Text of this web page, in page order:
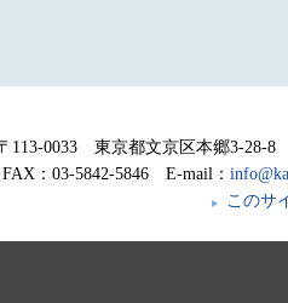
113-0033 東京都文京区本郷3-28-
：03-5842-5846 E-mail：
このサ